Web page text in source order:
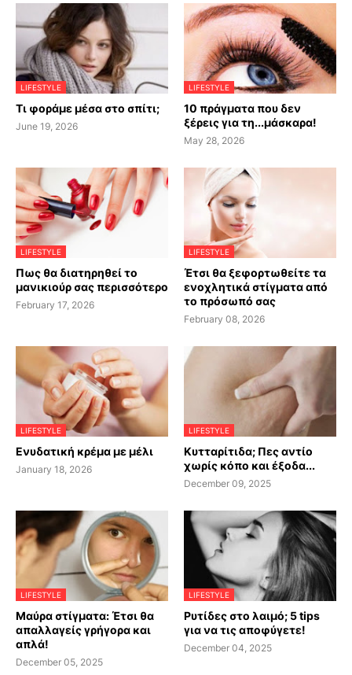
LIFESTYLE
Τι φοράμε μέσα στο σπίτι;
June 19, 2026
LIFESTYLE
10 πράγματα που δεν
ξέρεις για τη...μάσκαρα!
May 28, 2026
LIFESTYLE
Πως θα διατηρηθεί το
μανικιούρ σας περισσότερο
February 17, 2026
LIFESTYLE
Έτσι θα ξεφορτωθείτε τα
ενοχλητικά στίγματα από
το πρόσωπό σας
February 08, 2026
LIFESTYLE
Ενυδατική κρέμα με μέλι
January 18, 2026
LIFESTYLE
Κυτταρίτιδα; Πες αντίο
χωρίς κόπο και έξοδα...
December 09, 2025
LIFESTYLE
Μαύρα στίγματα: Έτσι θα
απαλλαγείς γρήγορα και
απλά!
December 05, 2025
LIFESTYLE
Ρυτίδες στο λαιμό; 5 tips
για να τις αποφύγετε!
December 04, 2025